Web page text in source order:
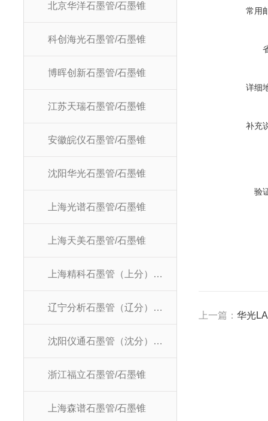
北京华洋石墨管/石墨锥
科创海光石墨管/石墨锥
博晖创新石墨管/石墨锥
江苏天瑞石墨管/石墨锥
安徽皖仪石墨管/石墨锥
沈阳华光石墨管/石墨锥
上海光谱石墨管/石墨锥
上海天美石墨管/石墨锥
上海精科石墨管（上分）/石墨锥
辽宁分析石墨管（辽分）/石墨锥
沈阳仪通石墨管（沈分）/石墨锥
浙江福立石墨管/石墨锥
上海森谱石墨管/石墨锥
常用
详细
补充
验
上一篇：华光